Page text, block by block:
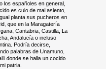
los españoles en general,
es culo de mal asiento,
planta sus pucheros en
que en la Maragatería
Cantabria, Castilla, La
Andalucía o incluso
Podría decirse,
palabras de Unamuno,
donde se halla un cocido
patria.